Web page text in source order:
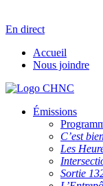
En direct
Accueil
Nous joindre
Émissions
C’est
Les
Sortie